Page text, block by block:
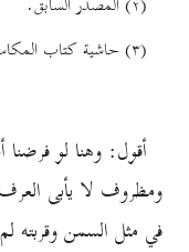
(۳) حاشية کتاب المكاسب(للإصفهاني)، ج۳، ص٤٠٥.
أقول: وهنا لو
ومظروف لا يأبى
في مثل السمن وقربته